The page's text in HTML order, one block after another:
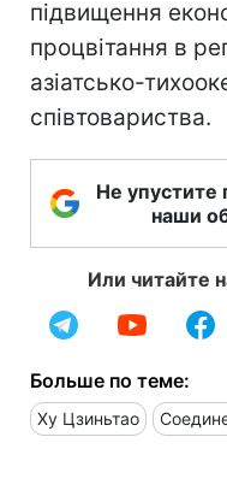
підвищення
процвітання в
азіатсько-
співтовариства.
Не упустите
наши
Или читайте
Больше по теме:
Ху Цзиньтао